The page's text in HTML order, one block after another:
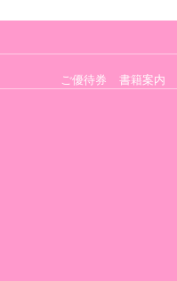
ご優待券 書籍案内